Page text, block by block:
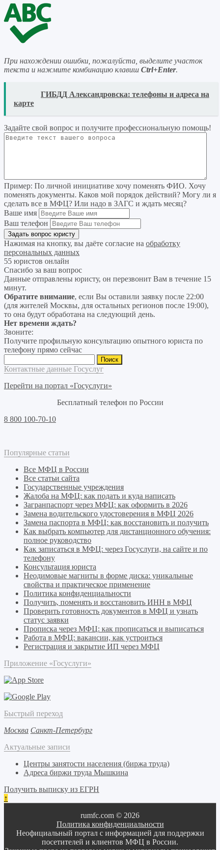
При нахождении ошибки, пожалуйста, выделите участок
текста и нажмите комбинацию клавиш Ctrl+Enter.
ГИБДД Александровска: телефоны и адреса на
карте
Задайте свой вопрос и получите профессиональную помощь!
Пример: По личной инициативе хочу поменять ФИО. Хочу
поменять документы. Каков мой порядок действий? Могу ли я
сделать все в МФЦ? Или надо в ЗАГС и ждать месяц?
Ваше имя
Ваш телефон
Нажимая на кнопку, вы даёте согласие на обработку
персональных данных
55 юристов онлайн
Спасибо за ваш вопрос
Данные отправлены юристу, он перезвонит Вам в течение 15
минут.
Обратите внимание, если Вы оставили заявку после 22:00
(для жителей Москвы, для остальных регионов после 19:00),
то она будут обработана на следующий день.
Нет времени ждать?
Звоните:
Получите профильную консультацию опытного юриста по
телефону прямо сейчас
Контактные данные Госуслуг
Перейти на портал «Госуслуги»
Бесплатный телефон по России
8 800 100-70-10
Популярные статьи
Все МФЦ в России
Все статьи сайта
Государственные учреждения
Жалоба на МФЦ: как подать и куда написать
Загранпаспорт через МФЦ: как оформить в 2026
Замена водительского удостоверения в МФЦ 2026
Замена паспорта в МФЦ: как восстановить и получить
Как выбрать компьютер для дистанционного обучения:
полное руководство
Как записаться в МФЦ: через Госуслуги, на сайте и по
телефону
Консультация юриста
Неодимовые магниты в форме диска: уникальные
свойства и практическое применение
Политика конфиденциальности
Получить, поменять и восстановить ИНН в МФЦ
Проверить готовность документов в МФЦ и узнать
статус заявки
Прописка через МФЦ: как прописаться и выписаться
Работа в МФЦ: вакансии, как устроиться
Регистрация и закрытие ИП через МФЦ
Приложение «Госуслуги»
Быстрый переход
Москва Санкт-Петербург
Актуальные записи
Центры занятости населения (биржа труда)
Адреса биржи труда Мышкина
Получить выписку из ЕГРН
↑
rumfc.com © 2026
Политика конфиденциальности
Неофициальный портал с информацией для поддержки
посетителей и клиентов МФЦ в России.